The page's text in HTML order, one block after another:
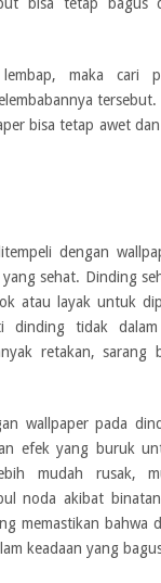
maka cari
bisa tetap awet
dengan
sehat. Dinding
atau layak untuk
dinding tidak dalam
retakan, sarang
wallpaper pada
efek yang buruk
mudah rusak,
noda akibat
memastikan bahwa
keadaan yang